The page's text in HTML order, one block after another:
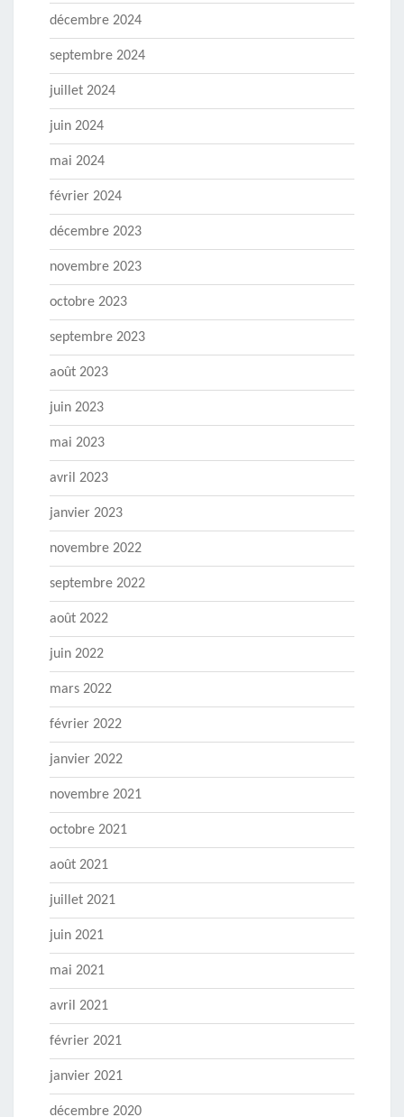
décembre 2024
septembre 2024
juillet 2024
juin 2024
mai 2024
février 2024
décembre 2023
novembre 2023
octobre 2023
septembre 2023
août 2023
juin 2023
mai 2023
avril 2023
janvier 2023
novembre 2022
septembre 2022
août 2022
juin 2022
mars 2022
février 2022
janvier 2022
novembre 2021
octobre 2021
août 2021
juillet 2021
juin 2021
mai 2021
avril 2021
février 2021
janvier 2021
décembre 2020